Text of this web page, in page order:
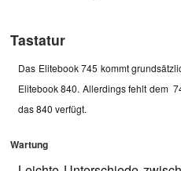
Tastatur
Das Elitebook 745 kommt
Elitebook 840. Allerdings fehlt dem
das 840 verfügt.
Wartung